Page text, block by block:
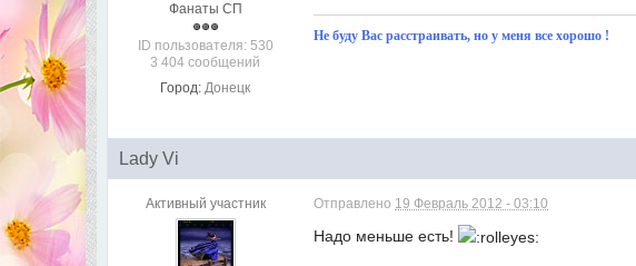
Фанаты СП
ID пользователя: 530
3 404 сообщений
Город: Донецк
Не буду Вас расстраивать, но у меня все хорошо !
Lady Vi
Активный участник Отправлено 19 Февраль 2012 - 03:10
Надо меньше есть!